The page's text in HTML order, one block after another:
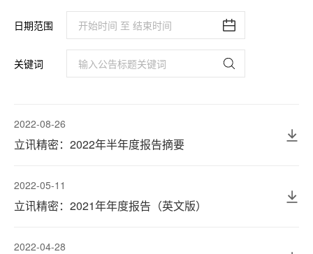
日期范围
关键词
2022-08-26
立讯精密：2022年半年度报告摘要
2022-05-11
立讯精密：2021年年度报告（英文版）
2022-04-28